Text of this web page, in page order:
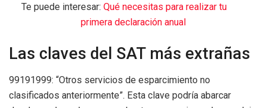
Te puede interesar: Qué necesitas para realizar tu
primera declaración anual
Las claves del SAT más extrañas
99191999: “Otros servicios de esparcimiento no
clasificados anteriormente”. Esta clave podría abarcar